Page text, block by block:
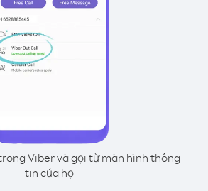
Viber và gọi từ màn hình thông
tin của họ